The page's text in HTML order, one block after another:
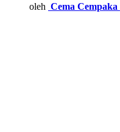
oleh Cema Cempaka